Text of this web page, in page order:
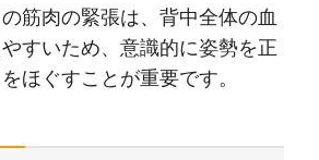
筋肉の緊張は、背中全体の血
すいため、意識的に姿勢を正
ほぐすことが重要です。